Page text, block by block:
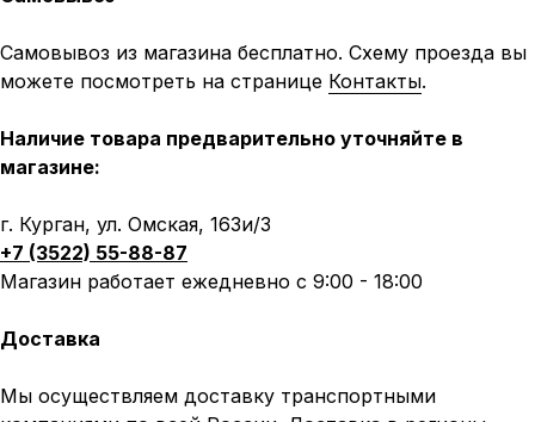
Самовывоз из магазина бесплатно. Схему проезда вы
можете посмотреть на странице Контакты.
Наличие товара предварительно уточняйте в
магазине:
г. Курган, ул. Омская, 163и/3
+7 (3522) 55-88-87
Магазин работает ежедневно с 9:00 - 18:00
Доставка
Мы осуществляем доставку транспортными